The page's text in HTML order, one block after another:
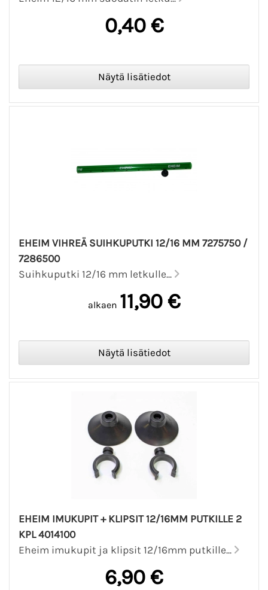
0,40 €
EHEIM VIHREÄ SUIHKUPUTKI 12/16 MM 7275750 /
7286500
Suihkuputki 12/16 mm letkulle...
alkaen 11,90 €
EHEIM IMUKUPIT + KLIPSIT 12/16MM PUTKILLE 2
KPL 4014100
Eheim imukupit ja klipsit 12/16mm putkille...
6,90 €